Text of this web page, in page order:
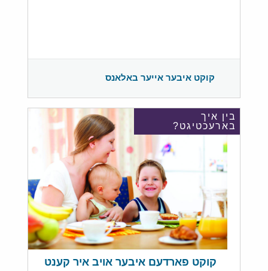
קוקט איבער אייער באלאנס
בין איך
בארעכטיגט?
קוקט פארדעם איבער אויב איר קענט